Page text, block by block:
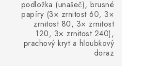
podložka (unašeč), brusné
papíry (3× zrnitost 60, 3×
zrnitost 80, 3× zrnitost
120, 3× zrnitost 240),
prachový kryt a hloubkový
doraz